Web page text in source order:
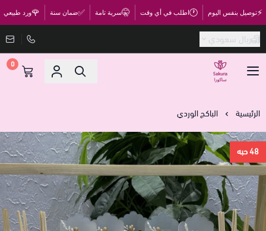
⚡توصيل بنفس اليوم 🕐اطلب في أي وقت 🤫سرية تامة ✅ضمان سنة 🌹ورد طبيعي
ريال سعودي
متجر ساكورا
0
الرئيسية الباكج الوردي
48 حبه